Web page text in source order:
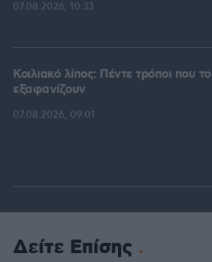
07.08.2026, 10:33
Κοιλιακό λίπος: Πέντε τρόποι που το
εξαφανίζουν
07.08.2026, 09:01
Δείτε Επίσης